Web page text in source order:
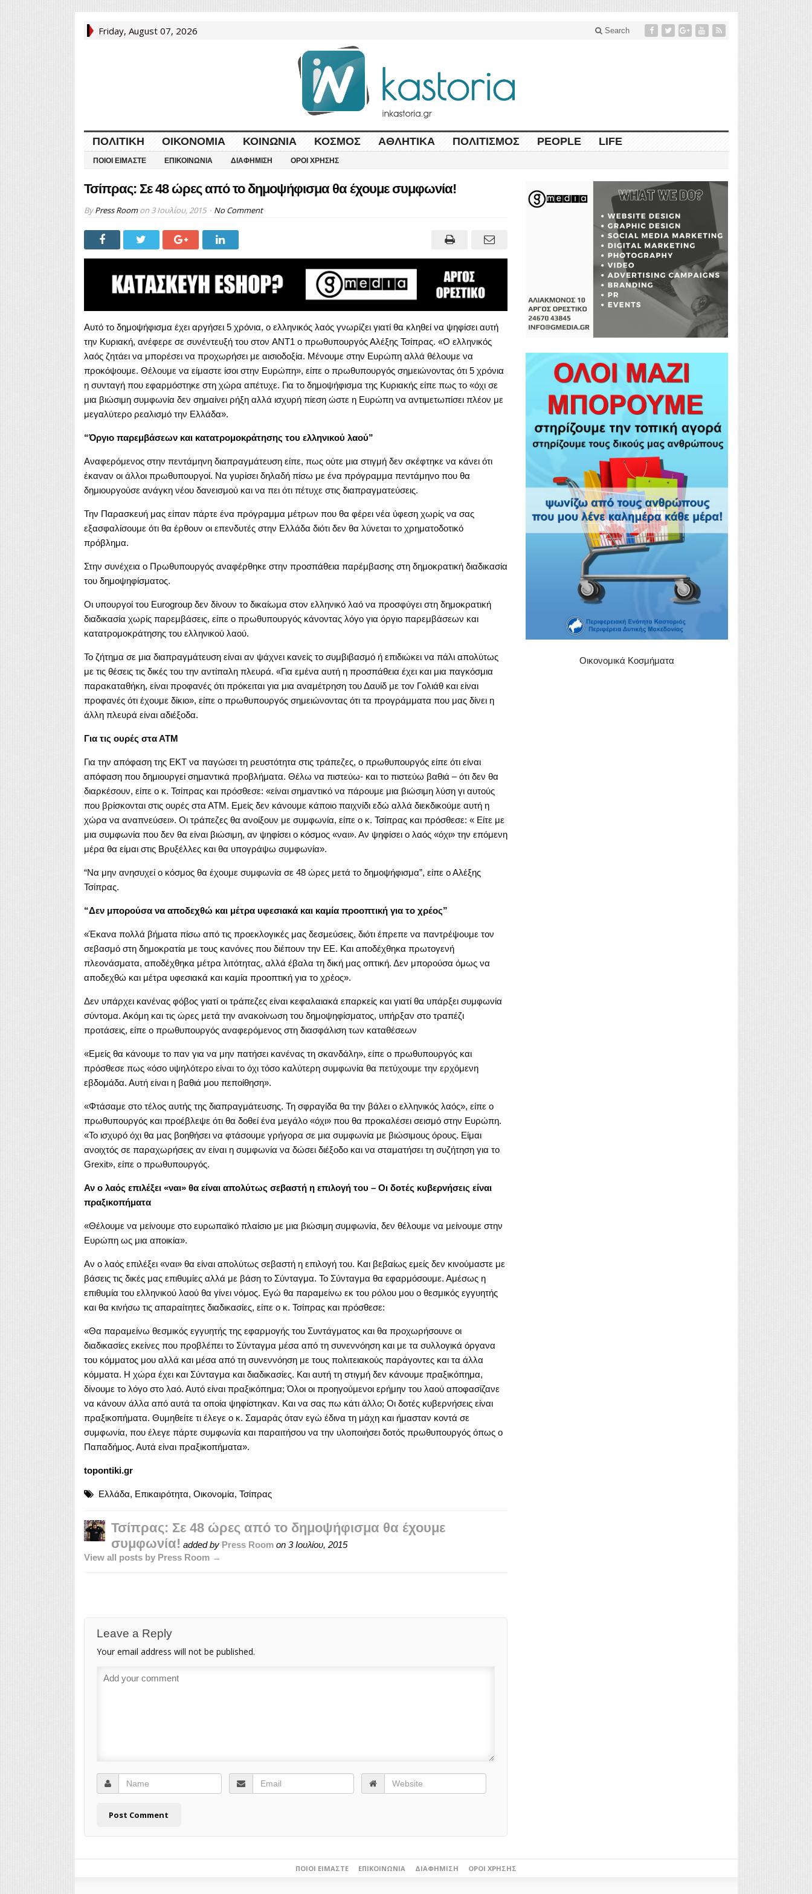
Friday, August 07, 2026 Search
ΠΟΛΙΤΙΚΉ ΟΙΚΟΝΟΜΊΑ ΚΟΙΝΩΝΊΑ ΚΌΣΜΟΣ ΑΘΛΗΤΙΚΆ ΠΟΛΙΤΙΣΜΌΣ PEOPLE LIFE
ΠΟΙΟΙ ΕΊΜΑΣΤΕ ΕΠΙΚΟΙΝΩΝΊΑ ΔΙΑΦΉΜΙΣΗ ΌΡΟΙ ΧΡΉΣΗΣ
Τσίπρας: Σε 48 ώρες από το δημοψήφισμα θα έχουμε συμφωνία!
ByPress Roomon 3 Ιουλίου, 2015 No Comment
Αυτό το δημοψήφισμα έχει αργήσει 5 χρόνια, ο ελληνικός λαός γνωρίζει γιατί θα κληθεί να ψηφίσει αυτή
την Κυριακή, ανέφερε σε συνέντευξή του στον AΝΤ1 ο πρωθυπουργός Αλέξης Τσίπρας. «Ο ελληνικός
λαός ζητάει να μπορέσει να προχωρήσει με αισιοδοξία. Μένουμε στην Ευρώπη αλλά θέλουμε να
προκόψουμε. Θέλουμε να είμαστε ίσοι στην Ευρώπη», είπε ο πρωθυπουργός σημειώνοντας ότι 5 χρόνια
η συνταγή που εφαρμόστηκε στη χώρα απέτυχε. Για το δημοψήφισμα της Κυριακής είπε πως το «όχι σε
μια βιώσιμη συμφωνία δεν σημαίνει ρήξη αλλά ισχυρή πίεση ώστε η Ευρώπη να αντιμετωπίσει πλέον με
μεγαλύτερο ρεαλισμό την Ελλάδα».
“Όργιο παρεμβάσεων και κατατρομοκράτησης του ελληνικού λαού”
Αναφερόμενος στην πεντάμηνη διαπραγμάτευση είπε, πως ούτε μια στιγμή δεν σκέφτηκε να κάνει ότι
έκαναν οι άλλοι πρωθυπουργοί. Να γυρίσει δηλαδή πίσω με ένα πρόγραμμα πεντάμηνο που θα
δημιουργούσε ανάγκη νέου δανεισμού και να πει ότι πέτυχε στις διαπραγματεύσεις.
Την Παρασκευή μας είπαν πάρτε ένα πρόγραμμα μέτρων που θα φέρει νέα ύφεση χωρίς να σας
εξασφαλίσουμε ότι θα έρθουν οι επενδυτές στην Ελλάδα διότι δεν θα λύνεται το χρηματοδοτικό
πρόβλημα.
Στην συνέχεια ο Πρωθυπουργός αναφέρθηκε στην προσπάθεια παρέμβασης στη δημοκρατική διαδικασία
του δημοψηφίσματος.
Οι υπουργοί του Eurogroup δεν δίνουν το δικαίωμα στον ελληνικό λαό να προσφύγει στη δημοκρατική
διαδικασία χωρίς παρεμβάσεις, είπε ο πρωθυπουργός κάνοντας λόγο για όργιο παρεμβάσεων και
κατατρομοκράτησης του ελληνικού λαού.
Το ζήτημα σε μια διαπραγμάτευση είναι αν ψάχνει κανείς το συμβιβασμό ή επιδιώκει να πάλι απολύτως
με τις θέσεις τις δικές του την αντίπαλη πλευρά. «Για εμένα αυτή η προσπάθεια έχει και μια παγκόσμια
παρακαταθήκη, είναι προφανές ότι πρόκειται για μια αναμέτρηση του Δαυίδ με τον Γολιάθ και είναι
προφανές ότι έχουμε δίκιο», είπε ο πρωθυπουργός σημειώνοντας ότι τα προγράμματα που μας δίνει η
άλλη πλευρά είναι αδιέξοδα.
Για τις ουρές στα ΑΤΜ
Για την απόφαση της ΕΚΤ να παγώσει τη ρευστότητα στις τράπεζες, ο πρωθυπουργός είπε ότι είναι
απόφαση που δημιουργεί σημαντικά προβλήματα. Θέλω να πιστεύω- και το πιστεύω βαθιά – ότι δεν θα
διαρκέσουν, είπε ο κ. Τσίπρας και πρόσθεσε: «είναι σημαντικό να πάρουμε μια βιώσιμη λύση γι αυτούς
που βρίσκονται στις ουρές στα ΑΤΜ. Εμείς δεν κάνουμε κάποιο παιχνίδι εδώ αλλά διεκδικούμε αυτή η
χώρα να αναπνεύσει». Οι τράπεζες θα ανοίξουν με συμφωνία, είπε ο κ. Τσίπρας και πρόσθεσε: « Είτε με
μια συμφωνία που δεν θα είναι βιώσιμη, αν ψηφίσει ο κόσμος «ναι». Αν ψηφίσει ο λαός «όχι» την επόμενη
μέρα θα είμαι στις Βρυξέλλες και θα υπογράψω συμφωνία».
“Να μην ανησυχεί ο κόσμος θα έχουμε συμφωνία σε 48 ώρες μετά το δημοψήφισμα”, είπε ο Αλέξης
Τσίπρας.
“Δεν μπορούσα να αποδεχθώ και μέτρα υφεσιακά και καμία προοπτική για το χρέος”
«Έκανα πολλά βήματα πίσω από τις προεκλογικές μας δεσμεύσεις, διότι έπρεπε να παντρέψουμε τον
σεβασμό στη δημοκρατία με τους κανόνες που διέπουν την ΕΕ. Και αποδέχθηκα πρωτογενή
πλεονάσματα, αποδέχθηκα μέτρα λιτότητας, αλλά έβαλα τη δική μας οπτική. Δεν μπορούσα όμως να
αποδεχθώ και μέτρα υφεσιακά και καμία προοπτική για το χρέος».
Δεν υπάρχει κανένας φόβος γιατί οι τράπεζες είναι κεφαλαιακά επαρκείς και γιατί θα υπάρξει συμφωνία
σύντομα. Ακόμη και τις ώρες μετά την ανακοίνωση του δημοψηφίσματος, υπήρξαν στο τραπέζι
προτάσεις, είπε ο πρωθυπουργός αναφερόμενος στη διασφάλιση των καταθέσεων
«Εμείς θα κάνουμε το παν για να μην πατήσει κανένας τη σκανδάλη», είπε ο πρωθυπουργός και
πρόσθεσε πως «όσο υψηλότερο είναι το όχι τόσο καλύτερη συμφωνία θα πετύχουμε την ερχόμενη
εβδομάδα. Αυτή είναι η βαθιά μου πεποίθηση».
«Φτάσαμε στο τέλος αυτής της διαπραγμάτευσης. Τη σφραγίδα θα την βάλει ο ελληνικός λαός», είπε ο
πρωθυπουργός και προέβλεψε ότι θα δοθεί ένα μεγάλο «όχι» που θα προκαλέσει σεισμό στην Ευρώπη.
«Το ισχυρό όχι θα μας βοηθήσει να φτάσουμε γρήγορα σε μια συμφωνία με βιώσιμους όρους. Είμαι
ανοιχτός σε παραχωρήσεις αν είναι η συμφωνία να δώσει διέξοδο και να σταματήσει τη συζήτηση για το
Grexit», είπε ο πρωθυπουργός.
Αν ο λαός επιλέξει «ναι» θα είναι απολύτως σεβαστή η επιλογή του – Οι δοτές κυβερνήσεις είναι
πραξικοπήματα
«Θέλουμε να μείνουμε στο ευρωπαϊκό πλαίσιο με μια βιώσιμη συμφωνία, δεν θέλουμε να μείνουμε στην
Ευρώπη ως μια αποικία».
Αν ο λαός επιλέξει «ναι» θα είναι απολύτως σεβαστή η επιλογή του. Και βεβαίως εμείς δεν κινούμαστε με
βάσεις τις δικές μας επιθυμίες αλλά με βάση το Σύνταγμα. Το Σύνταγμα θα εφαρμόσουμε. Αμέσως η
επιθυμία του ελληνικού λαού θα γίνει νόμος. Εγώ θα παραμείνω εκ του ρόλου μου ο θεσμικός εγγυητής
και θα κινήσω τις απαραίτητες διαδικασίες, είπε ο κ. Τσίπρας και πρόσθεσε:
«Θα παραμείνω θεσμικός εγγυητής της εφαρμογής του Συντάγματος και θα προχωρήσουνε οι
διαδικασίες εκείνες που προβλέπει το Σύνταγμα μέσα από τη συνεννόηση και με τα συλλογικά όργανα
του κόμματος μου αλλά και μέσα από τη συνεννόηση με τους πολιτειακούς παράγοντες και τα άλλα
κόμματα. Η χώρα έχει και Σύνταγμα και διαδικασίες. Και αυτή τη στιγμή δεν κάνουμε πραξικόπημα,
δίνουμε το λόγο στο λαό. Αυτό είναι πραξικόπημα; Όλοι οι προηγούμενοι ερήμην του λαού αποφασίζανε
να κάνουν άλλα από αυτά τα οποία ψηφίστηκαν. Και να σας πω κάτι άλλο; Οι δοτές κυβερνήσεις είναι
πραξικοπήματα. Θυμηθείτε τι έλεγε ο κ. Σαμαράς όταν εγώ έδινα τη μάχη και ήμασταν κοντά σε
συμφωνία, που έλεγε πάρτε συμφωνία και παραιτήσου να την υλοποιήσει δοτός πρωθυπουργός όπως ο
Παπαδήμος. Αυτά είναι πραξικοπήματα».
topontiki.gr
Ελλάδα, Επικαιρότητα, Οικονομία, Τσίπρας
Τσίπρας: Σε 48 ώρες από το δημοψήφισμα θα έχουμε
συμφωνία! added by Press Roomon 3 Ιουλίου, 2015
View all posts by Press Room →
Leave a Reply
Your email address will not be published.
Οικονομικά Κοσμήματα
ΠΟΙΟΙ ΕΊΜΑΣΤΕ ΕΠΙΚΟΙΝΩΝΊΑ ΔΙΑΦΉΜΙΣΗ ΌΡΟΙ ΧΡΉΣΗΣ